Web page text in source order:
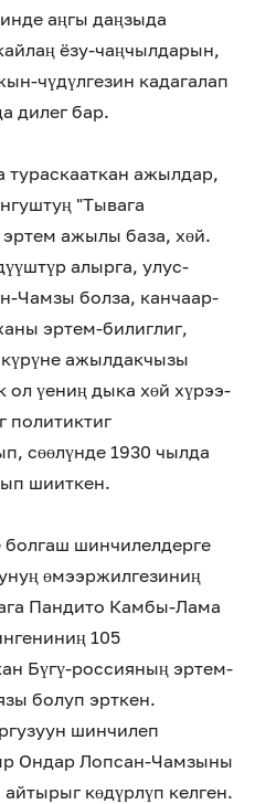
аңгы даңзыда
ёзу-чаңчылдарын,
чүдүлгезин кадагалап
дилег бар.
ажылдар,
"Тывага
эртем ажылы база, хөй.
алырга, улус-
Чамзы болза, канчаар-
эртем-билиглиг,
ажылдакчызы
үениң дыка хөй хүрээ-
политиктиг
сөөлүнде 1930 чылда
шииткен.
болгаш шинчилелдерге
өмээржилгезиниң
Пандито Камбы-Лама
105
Бүгү-россияның эртем-
болуп эрткен.
шинчилеп
Ондар Лопсан-Чамзыны
көдүрлүп келген.